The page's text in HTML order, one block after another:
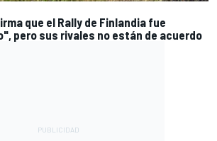
que el Rally de Finlandia fue
pero sus rivales no están de acuerdo